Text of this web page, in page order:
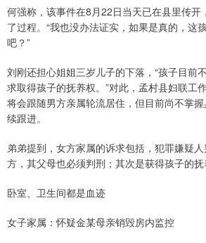
何强称，该事件在8月22日当天已在县里传开
了过程。“我也没办法证实，如果是真的，这
吧？”
刘刚还担心姐姐三岁儿子的下落，“孩子目前
求取得孩子的抚养权。”对此，孟村县妇联工
将会跟随男方亲属轮流居住，但目前尚不掌
续跟进。
弟弟提到，女方家属的诉求包括，犯罪嫌疑
方，其父母也必须判刑；其次是获得孩子的抚
卧室、卫生间都是血迹
女子家属：怀疑金某母亲销毁房内监控